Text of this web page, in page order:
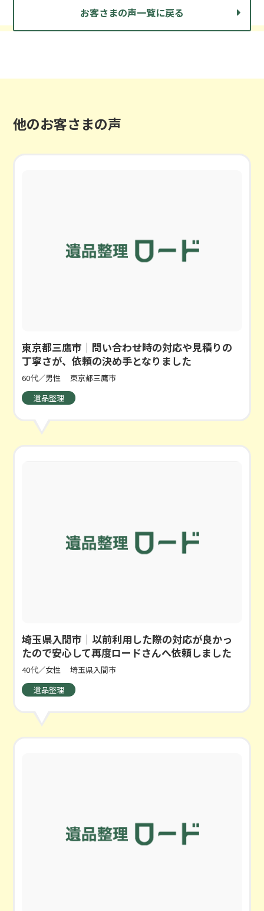
お客さまの声一覧に戻る
他のお客さまの声
東京都三鷹市｜問い合わせ時の対応や見積りの
丁寧さが、依頼の決め手となりました
60代／男性
東京都三鷹市
遺品整理
埼玉県入間市｜以前利用した際の対応が良かっ
たので安心して再度ロードさんへ依頼しました
40代／女性
埼玉県入間市
遺品整理